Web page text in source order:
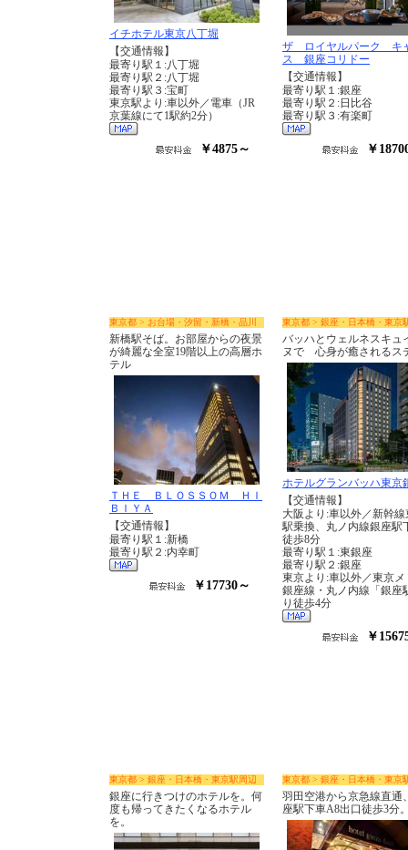
イチホテル東京八丁堀
【交通情報】
最寄り駅１:八丁堀
最寄り駅２:八丁堀
最寄り駅３:宝町
東京駅より:車以外／電車（JR
京葉線にて1駅約2分）
￥4875～
ザ ロイヤルパーク キ
ス 銀座コリドー
【交通情報】
最寄り駅１:銀座
最寄り駅２:日比谷
最寄り駅３:有楽町
￥
東京都 > お台場・汐留・新橋・品川
新橋駅そば。お部屋からの夜景
が綺麗な全室19階以上の高層ホ
テル
ＴＨＥ ＢＬＯＳＳＯＭ ＨＩ
ＢＩＹＡ
【交通情報】
最寄り駅１:新橋
最寄り駅２:内幸町
￥17730～
東京都 > 銀座・日本橋・東京
バッハとウェルネスキュ
ヌで 心身が癒されるス
ホテルグランバッハ東京
【交通情報】
大阪より:車以外／新幹線
駅乗換、丸ノ内線銀座駅
徒歩8分
最寄り駅１:東銀座
最寄り駅２:銀座
東京より:車以外／東京メ
銀座線・丸ノ内線「銀座
り徒歩4分
￥
東京都 > 銀座・日本橋・東京駅周辺
銀座に行きつけのホテルを。何
度も帰ってきたくなるホテル
を。
東京都 > 銀座・日本橋・東京
羽田空港から京急線直通
座駅下車A8出口徒歩3分